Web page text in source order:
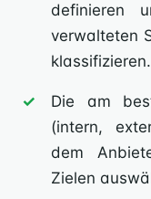
definieren
verwalteten
klassifizieren.
Die am
(intern,
dem
Zielen